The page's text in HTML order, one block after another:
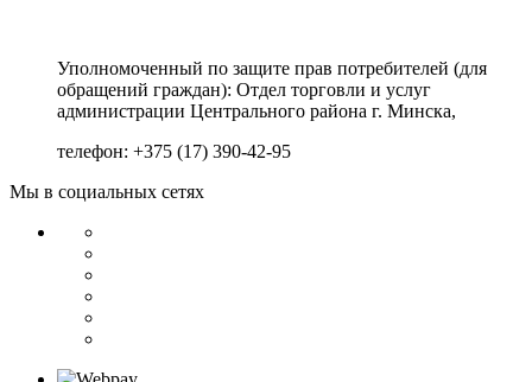
Уполномоченный по защите прав потребителей (для
обращений граждан): Отдел торговли и услуг
администрации Центрального района г. Минска,
телефон: +375 (17) 390-42-95
Мы в социальных сетях